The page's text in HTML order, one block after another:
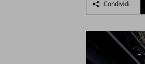
Condividi